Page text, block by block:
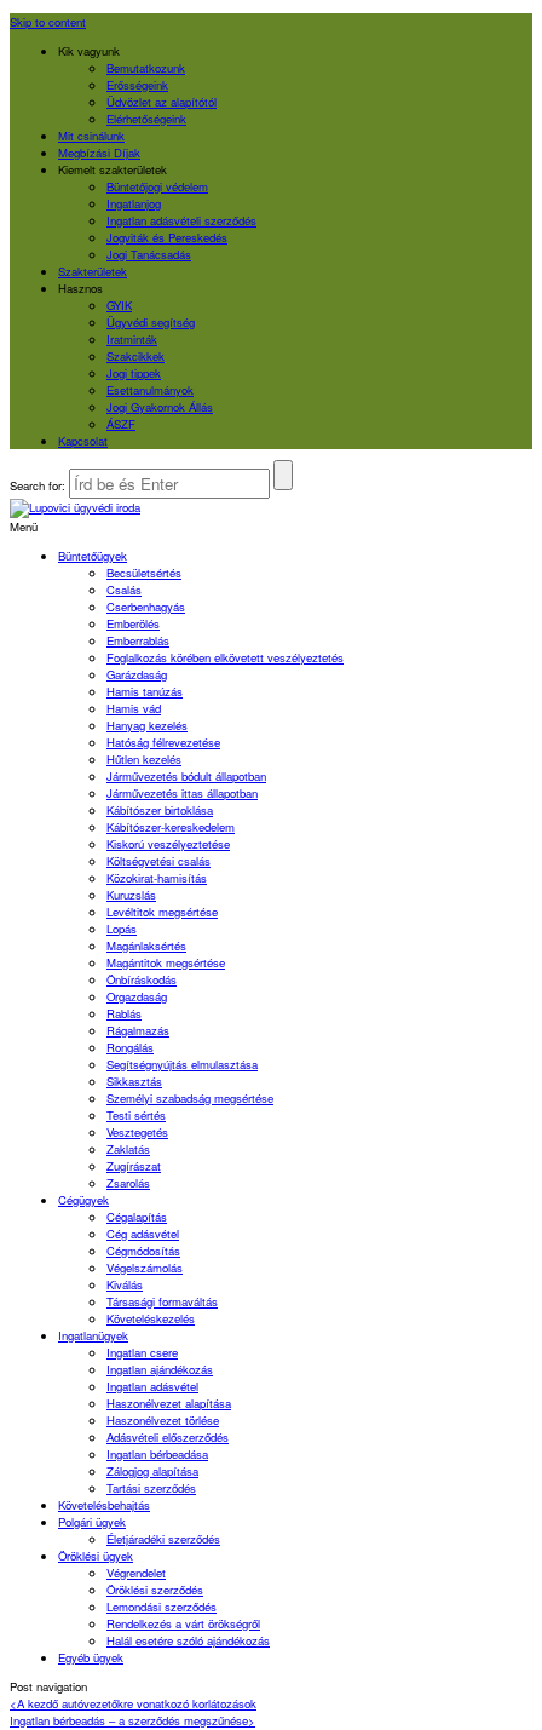
Skip to content
Kik vagyunk
Bemutatkozunk
Erősségeink
Üdvözlet az alapítótól
Elérhetőségeink
Mit csinálunk
Megbízási Díjak
Kiemelt szakterületek
Büntetőjogi védelem
Ingatlanjog
Ingatlan adásvételi szerződés
Jogviták és Pereskedés
Jogi Tanácsadás
Szakterületek
Hasznos
GYIK
Ügyvédi segítség
Iratminták
Szakcikkek
Jogi tippek
Esettanulmányok
Jogi Gyakornok Állás
ÁSZF
Kapcsolat
Search for:
Menü
Büntetőügyek
Becsületsértés
Csalás
Cserbenhagyás
Emberölés
Emberrablás
Foglalkozás körében elkövetett veszélyeztetés
Garázdaság
Hamis tanúzás
Hamis vád
Hanyag kezelés
Hatóság félrevezetése
Hűtlen kezelés
Járművezetés bódult állapotban
Járművezetés ittas állapotban
Kábítószer birtoklása
Kábítószer-kereskedelem
Kiskorú veszélyeztetése
Költségvetési csalás
Közokirat-hamisítás
Kuruzslás
Levéltitok megsértése
Lopás
Magánlaksértés
Magántitok megsértése
Önbíráskodás
Orgazdaság
Rablás
Rágalmazás
Rongálás
Segítségnyújtás elmulasztása
Sikkasztás
Személyi szabadság megsértése
Testi sértés
Vesztegetés
Zaklatás
Zugírászat
Zsarolás
Cégügyek
Cégalapítás
Cég adásvétel
Cégmódosítás
Végelszámolás
Kiválás
Társasági formaváltás
Követeléskezelés
Ingatlanügyek
Ingatlan csere
Ingatlan ajándékozás
Ingatlan adásvétel
Haszonélvezet alapítása
Haszonélvezet törlése
Adásvételi előszerződés
Ingatlan bérbeadása
Zálogjog alapítása
Tartási szerződés
Követelésbehajtás
Polgári ügyek
Életjáradéki szerződés
Öröklési ügyek
Végrendelet
Öröklési szerződés
Lemondási szerződés
Rendelkezés a várt örökségről
Halál esetére szóló ajándékozás
Egyéb ügyek
Post navigation
<A kezdő autóvezetőkre vonatkozó korlátozások
Ingatlan bérbeadás – a szerződés megszűnése>